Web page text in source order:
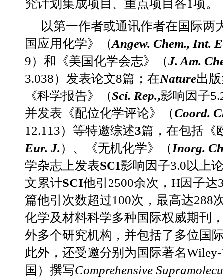
究计划集成项目、重点项目各1项。
以第一作者或通讯作者在国际两
国应用化学》（Angew. Chem., Int.
9）和《美国化学会志》（J. Am.
3.038）发表论文8篇；在Nature出
《科学报告》（Sci. Rep.,影响因子
并发表《配位化学评论》（Coord.
12.113）等特邀综述3篇，在包括《
Eur. J.）、《无机化学》（Inorg.
学杂志上发表SCI影响因子3.0以上
文累计SCI他引 2500余次， H因子达
篇他引次数超过100次，最高达288
化学及材料科学多种国际权威期刊
外多个研究机构，并包括了多位国
此外，还受邀分别为国际著名
国）撰写Comprehensive